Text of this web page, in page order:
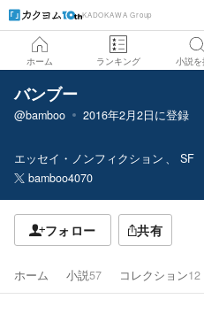
KADOKAWA Group
ホーム ランキング 小説
バンブー
@bamboo 2016年2月2日に登録
エッセイ・ノンフィクション
SF
bamboo4070
フォロー 共有
ホーム 小説57 コレクション12